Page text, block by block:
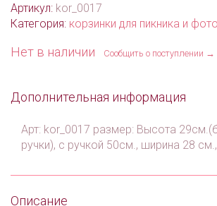
Артикул: kor_0017
Категория: корзинки для пикника и
Нет в наличии Сообщить о поступлении →
Дополнительная информация
Арт: kor_0017 размер: Высота
ручки), с ручкой 50см., ширина 28
Описание